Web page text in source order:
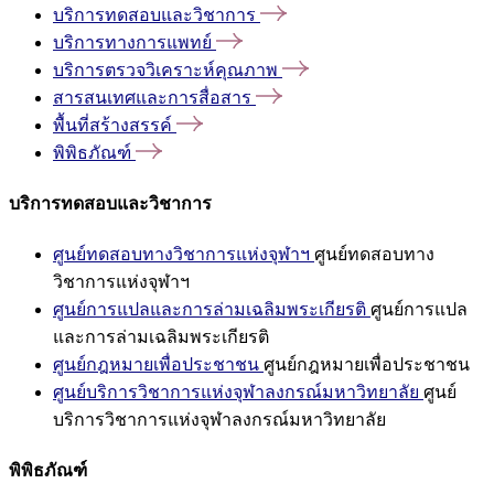
บริการทดสอบและวิชาการ
บริการทางการแพทย์
บริการตรวจวิเคราะห์คุณภาพ
สารสนเทศและการสื่อสาร
พื้นที่สร้างสรรค์
พิพิธภัณฑ์
บริการทดสอบและวิชาการ
ศูนย์ทดสอบทางวิชาการแห่งจุฬาฯ ศูนย์ทดสอบทาง
วิชาการแห่งจุฬาฯ
ศูนย์การแปลและการล่ามเฉลิมพระเกียรติ ศูนย์การแปล
และการล่ามเฉลิมพระเกียรติ
ศูนย์กฎหมายเพื่อประชาชน ศูนย์กฎหมายเพื่อประชาชน
ศูนย์บริการวิชาการแห่งจุฬาลงกรณ์มหาวิทยาลัย ศูนย์
บริการวิชาการแห่งจุฬาลงกรณ์มหาวิทยาลัย
พิพิธภัณฑ์